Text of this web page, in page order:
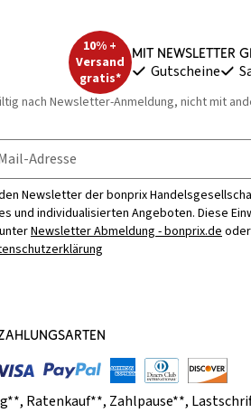
10% +
Versand
gratis*
Mit Newsletter
Gutscheine
nach Newsletter-Anmeldung, nicht mit
Adresse
Newsletter der bonprix
und individualisierten Angeboten. Diese
Newsletter Abmeldung - bonprix.de
, Ratenkauf**, Zahlpause**,